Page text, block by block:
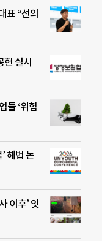
표 “선의
헌 실시
들 ‘위험
해법 논
이후’ 잇